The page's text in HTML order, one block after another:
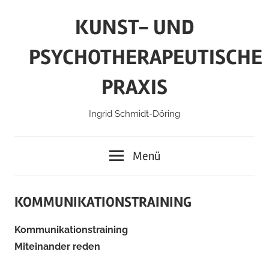
KUNST- UND
PSYCHOTHERAPEUTISCHE
PRAXIS
Ingrid Schmidt-Döring
Menü
KOMMUNIKATIONSTRAINING
Kommunikationstraining
Miteinander reden